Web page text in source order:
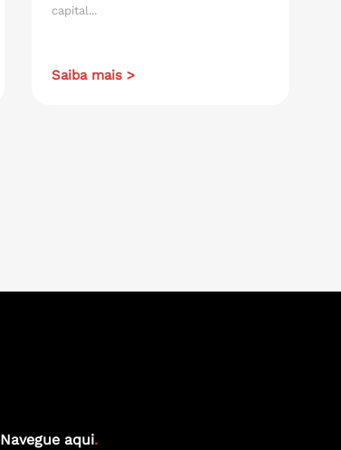
capital...
Saiba mais >
Navegue aqui.